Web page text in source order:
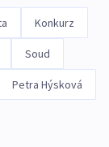
Konkurz
Soud
Petra Hýsková